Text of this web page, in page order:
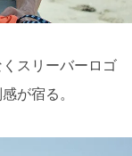
スリーバーロゴ
が宿る。